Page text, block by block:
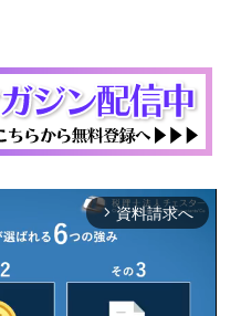
arrow_forward_ios 資料請求へ